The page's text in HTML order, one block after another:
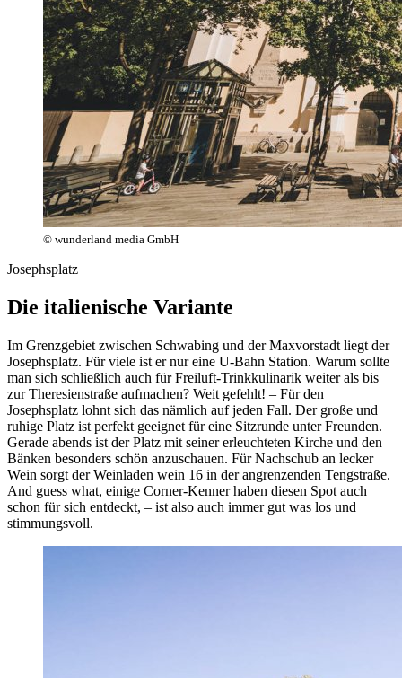
© wunderland media GmbH
Josephsplatz
Die italienische Variante
Im Grenzgebiet zwischen Schwabing und der Maxvorstadt liegt der
Josephsplatz. Für viele ist er nur eine U-Bahn Station. Warum sollte
man sich schließlich auch für Freiluft-Trinkkulinarik weiter als bis
zur Theresienstraße aufmachen? Weit gefehlt! – Für den
Josephsplatz lohnt sich das nämlich auf jeden Fall. Der große und
ruhige Platz ist perfekt geeignet für eine Sitzrunde unter Freunden.
Gerade abends ist der Platz mit seiner erleuchteten Kirche und den
Bänken besonders schön anzuschauen. Für Nachschub an lecker
Wein sorgt der Weinladen wein 16 in der angrenzenden Tengstraße.
And guess what, einige Corner-Kenner haben diesen Spot auch
schon für sich entdeckt, – ist also auch immer gut was los und
stimmungsvoll.